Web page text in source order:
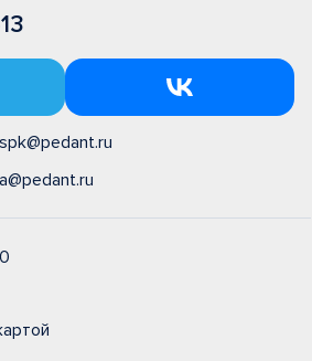
spk@pedant.ru